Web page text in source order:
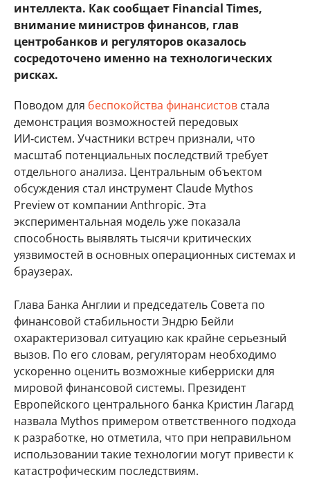
интеллекта. Как сообщает Financial Times,
внимание министров финансов, глав
центробанков и регуляторов оказалось
сосредоточено именно на технологических
рисках.
Поводом для беспокойства финансистов стала
демонстрация возможностей передовых
ИИ‑систем. Участники встреч признали, что
масштаб потенциальных последствий требует
отдельного анализа. Центральным объектом
обсуждения стал инструмент Claude Mythos
Preview от компании Anthropic. Эта
экспериментальная модель уже показала
способность выявлять тысячи критических
уязвимостей в основных операционных системах и
браузерах.
Глава Банка Англии и председатель Совета по
финансовой стабильности Эндрю Бейли
охарактеризовал ситуацию как крайне серьезный
вызов. По его словам, регуляторам необходимо
ускоренно оценить возможные киберриски для
мировой финансовой системы. Президент
Европейского центрального банка Кристин Лагард
назвала Mythos примером ответственного подхода
к разработке, но отметила, что при неправильном
использовании такие технологии могут привести к
катастрофическим последствиям.